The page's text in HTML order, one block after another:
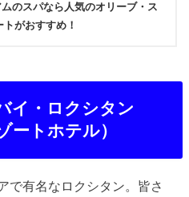
ムのスパなら人気のオリーブ・ス
がおすすめ！
イ・ロクシタン
ートホテル）
で有名なロクシタン。皆さ